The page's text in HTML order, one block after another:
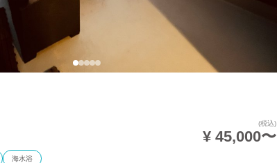
(税込)
¥ 45,000〜
海水浴